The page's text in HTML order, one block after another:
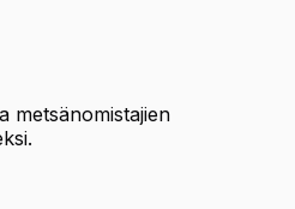
metsänomistajien